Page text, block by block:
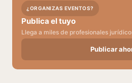
¿ORGANIZAS EVENTOS?
Publica el tuyo
Llega a miles de profesionales
Publicar